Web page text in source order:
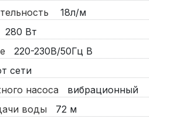
18л/м
280 Вт
220-230В/50Гц В
сети
насоса
вибрационный
воды
72 м